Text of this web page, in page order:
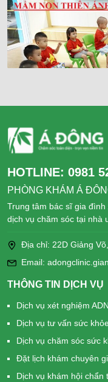
HOTLINE: 0981
PHÒNG KHÁM Á
Trung tâm bác sĩ gia
dịch vụ chăm sóc tại nhà
Địa chỉ: 22D Giảng
Email:
THÔNG TIN DỊCH VỤ
Dịch vụ xét nghiệm ADN
Dịch vụ tư vấn sức
Dịch vụ chăm sóc sức
Đặt lịch khám chuyên
Dịch vụ khám hội chẩn